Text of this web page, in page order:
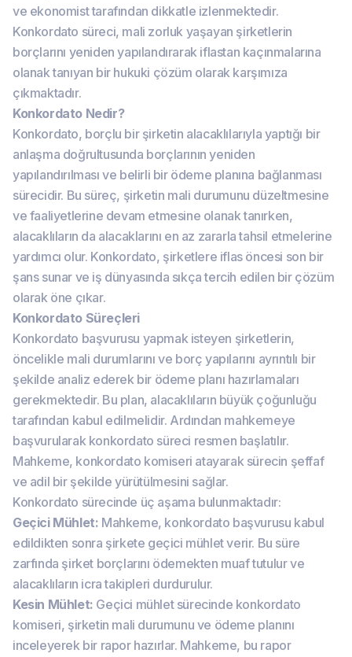
ve ekonomist tarafından dikkatle izlenmektedir.
Konkordato süreci, mali zorluk yaşayan şirketlerin
borçlarını yeniden yapılandırarak iflastan kaçınmalarına
olanak tanıyan bir hukuki çözüm olarak karşımıza
çıkmaktadır.
Konkordato Nedir?
Konkordato, borçlu bir şirketin alacaklılarıyla yaptığı bir
anlaşma doğrultusunda borçlarının yeniden
yapılandırılması ve belirli bir ödeme planına bağlanması
sürecidir. Bu süreç, şirketin mali durumunu düzeltmesine
ve faaliyetlerine devam etmesine olanak tanırken,
alacaklıların da alacaklarını en az zararla tahsil etmelerine
yardımcı olur. Konkordato, şirketlere iflas öncesi son bir
şans sunar ve iş dünyasında sıkça tercih edilen bir çözüm
olarak öne çıkar.
Konkordato Süreçleri
Konkordato başvurusu yapmak isteyen şirketlerin,
öncelikle mali durumlarını ve borç yapılarını ayrıntılı bir
şekilde analiz ederek bir ödeme planı hazırlamaları
gerekmektedir. Bu plan, alacaklıların büyük çoğunluğu
tarafından kabul edilmelidir. Ardından mahkemeye
başvurularak konkordato süreci resmen başlatılır.
Mahkeme, konkordato komiseri atayarak sürecin şeffaf
ve adil bir şekilde yürütülmesini sağlar.
Konkordato sürecinde üç aşama bulunmaktadır:
Geçici Mühlet: Mahkeme, konkordato başvurusu kabul
edildikten sonra şirkete geçici mühlet verir. Bu süre
zarfında şirket borçlarını ödemekten muaf tutulur ve
alacaklıların icra takipleri durdurulur.
Kesin Mühlet: Geçici mühlet sürecinde konkordato
komiseri, şirketin mali durumunu ve ödeme planını
inceleyerek bir rapor hazırlar. Mahkeme, bu rapor